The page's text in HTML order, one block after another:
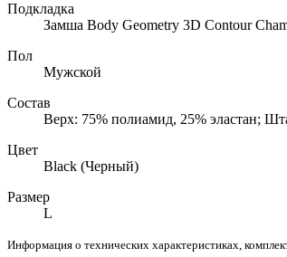
Подкладка
Замша Body Geometry 3D Contour
Пол
Мужской
Состав
Верх: 75% полиамид, 25% эластан;
Цвет
Black (Черный)
Размер
L
Информация о технических характеристиках,